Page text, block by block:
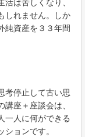
は苦しくなり、
しれません。しか
純資産を３３年間
考停止して古い思
座＋座談会は、
一人に何ができる
ョンです。